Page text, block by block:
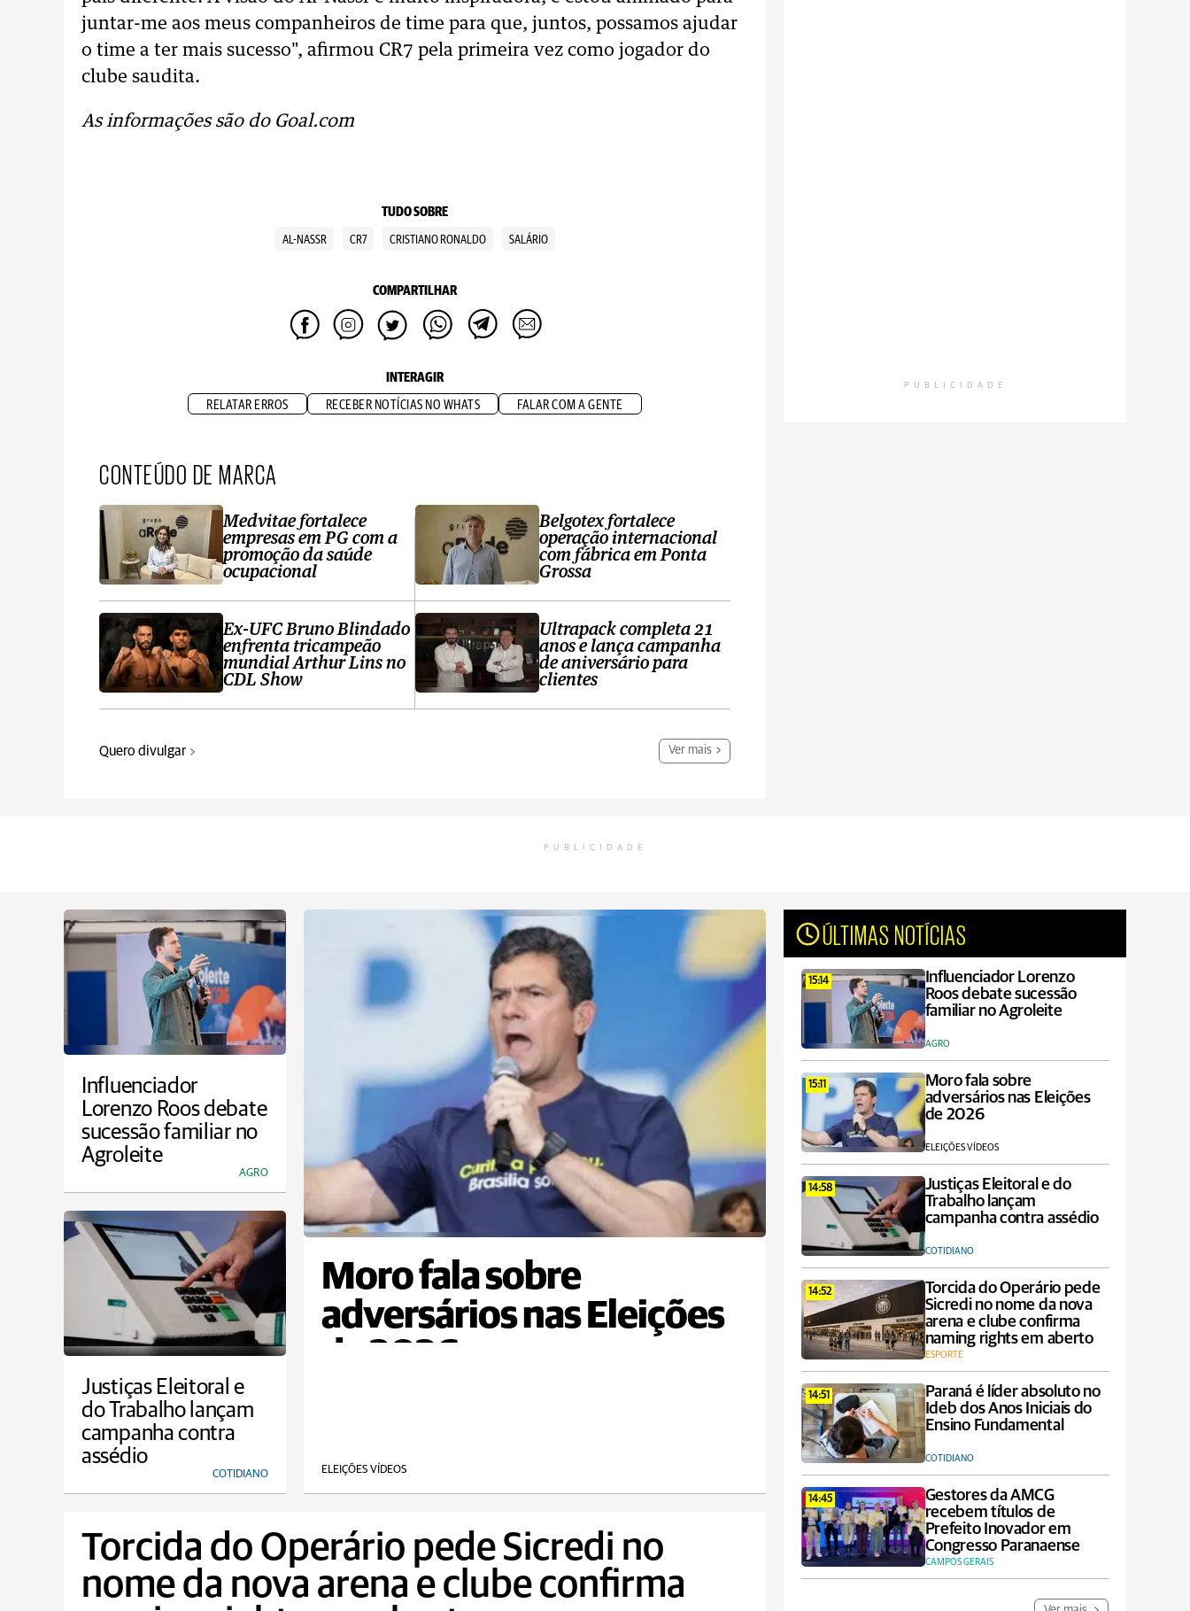
juntar-me aos meus companheiros de time para que, juntos, possamos ajudar
o time a ter mais sucesso", afirmou CR7 pela primeira vez como jogador do
clube saudita.
As informações são do Goal.com
TUDO SOBRE
AL-NASSR CR7 CRISTIANO RONALDO SALÁRIO
COMPARTILHAR
INTERAGIR
RELATAR ERROS RECEBER NOTÍCIAS NO WHATS FALAR COM A GENTE
CONTEÚDO DE MARCA
Medvitae fortalece
empresas em PG com a
promoção da saúde
ocupacional
Ex-UFC Bruno Blindado
enfrenta tricampeão
mundial Arthur Lins no
CDL Show
Belgotex fortalece
operação internacional
com fábrica em Ponta
Grossa
Ultrapack completa 21
anos e lança campanha
de aniversário para
clientes
Quero divulgar Ver mais
PUBLICIDADE
PUBLICIDADE
Influenciador
Lorenzo Roos debate
sucessão familiar no
Agroleite
AGRO
Moro fala sobre
adversários nas Eleições
de 2026
ELEIÇÕES VÍDEOS
ÚLTIMAS NOTÍCIAS
15:14
Influenciador Lorenzo
Roos debate sucessão
familiar no Agroleite
AGRO
15:11
Moro fala sobre
adversários nas Eleições
de 2026
ELEIÇÕES VÍDEOS
14:58
Justiças Eleitoral e do
Trabalho lançam
campanha contra assédio
COTIDIANO
14:52
Torcida do Operário pede
Sicredi no nome da nova
arena e clube confirma
naming rights em aberto
ESPORTE
14:51
Paraná é líder absoluto no
Ideb dos Anos Iniciais do
Ensino Fundamental
COTIDIANO
14:45
Gestores da AMCG
recebem títulos de
Prefeito Inovador em
Congresso Paranaense
CAMPOS GERAIS
Justiças Eleitoral e
do Trabalho lançam
campanha contra
assédio
COTIDIANO
Torcida do Operário pede Sicredi no
nome da nova arena e clube confirma